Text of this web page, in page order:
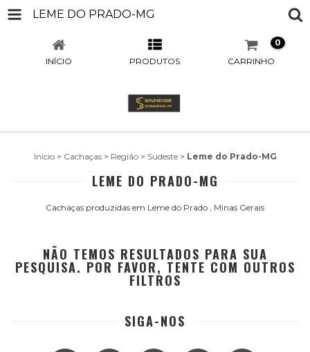
LEME DO PRADO-MG
INÍCIO PRODUTOS CARRINHO
0
Início > Cachaças > Região > Sudeste > Leme do Prado-MG
LEME DO PRADO-MG
Cachaças produzidas em Leme do Prado , Minas Gerais
NÃO TEMOS RESULTADOS PARA SUA
PESQUISA. POR FAVOR, TENTE COM OUTROS
FILTROS
SIGA-NOS